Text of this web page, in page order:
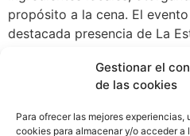
Gestionar el
de las cookies
Para ofrecer las mejores
cookies para almacenar y/o acceder a
propósito a la cena. El
destacada presencia de La
lanzado en 2024, se
patrimonio natural y cultural
busca inspirar la
hotelera y gastronómica,